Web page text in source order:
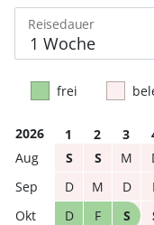
Reisedauer
frei
2026 1 2 3
S
S M
D
M D
D
F S